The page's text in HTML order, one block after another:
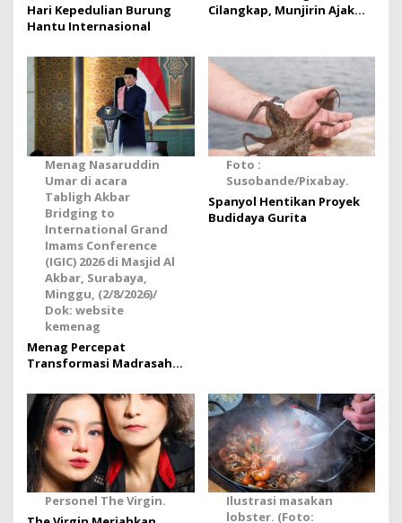
Hari Kepedulian Burung
Hantu Internasional
Cilangkap, Munjirin Ajak
Optimalisasi Aset
Pascakebakaran
Menag Nasaruddin
Umar di acara
Tabligh Akbar
Bridging to
International Grand
Imams Conference
(IGIC) 2026 di Masjid Al
Akbar, Surabaya,
Minggu, (2/8/2026)/
Dok: website
kemenag
Menag Percepat
Transformasi Madrasah
Foto :
Susobande/Pixabay.
Spanyol Hentikan Proyek
Budidaya Gurita
Personel The Virgin.
Ilustrasi masakan
lobster. (Foto: